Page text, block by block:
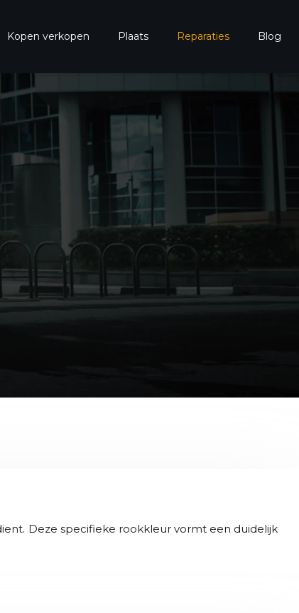
Kopen verkopen Plaats Reparaties Blog
Deze specifieke rookkleur vormt een duidelijk